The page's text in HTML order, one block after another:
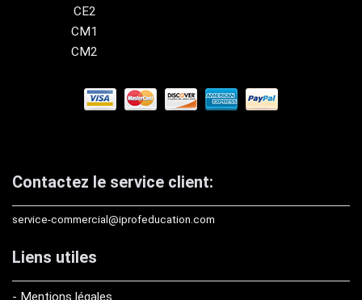
CE2
CM1
CM2
Contactez le service client:
service-commercial@iprofeducation.com
Liens utiles
- Mentions légales